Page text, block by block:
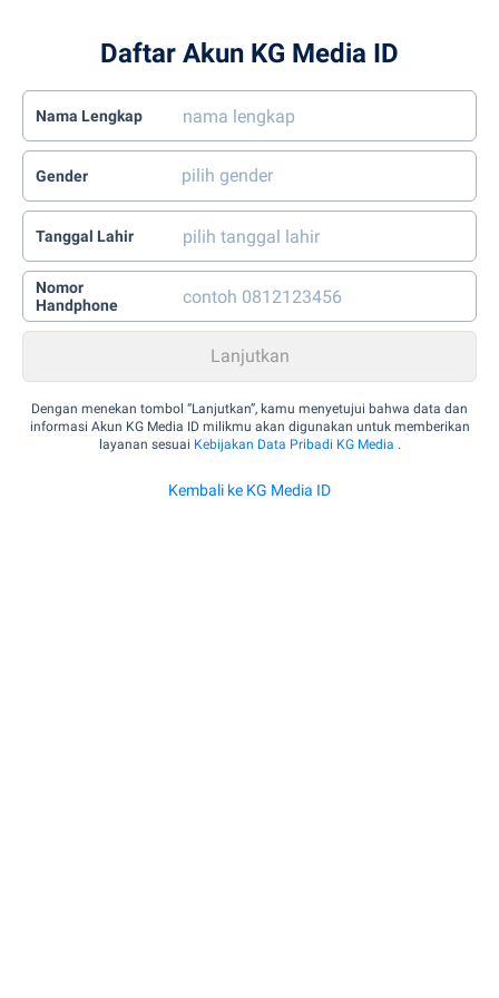
Daftar Akun KG Media ID
Nama Lengkap
Gender
Tanggal Lahir
Nomor
Handphone
Dengan menekan tombol “Lanjutkan”, kamu menyetujui bahwa data dan
informasi Akun KG Media ID milikmu akan digunakan untuk memberikan
layanan sesuai Kebijakan Data Pribadi KG Media .
Kembali ke KG Media ID